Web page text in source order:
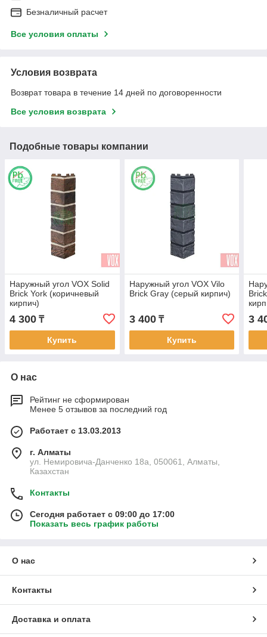
Безналичный расчет
Все условия оплаты
Условия возврата
Возврат товара в течение 14 дней по договоренности
Все условия возврата
Подобные товары компании
Наружный угол VOX Solid
Brick York (коричневый
кирпич)
4 300 ₸
Купить
Наружный угол VOX Vilo
Brick Gray (серый кирпич)
3 400₸
Купить
3
О нас
Рейтинг не сформирован
Менее 5 отзывов за последний год
Работает с 13.03.2013
г. Алматы
ул. Немировича-Данченко 18а, 050061, Алматы,
Казахстан
Контакты
Сегодня работает с 09:00 до 17:00
Показать весь график работы
О нас
Контакты
Доставка и оплата